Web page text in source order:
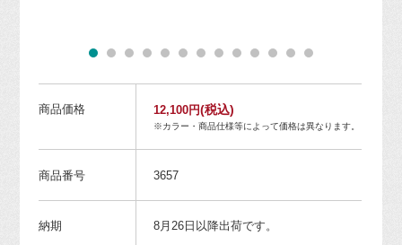
商品価格 12,100円(税込)
※カラー・商品仕様等によって価格は異なります。
商品番号 3657
納期 8月26日以降出荷です。